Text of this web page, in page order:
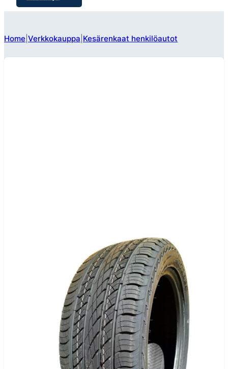
Home Verkkokauppa Kesärenkaat henkilöautot